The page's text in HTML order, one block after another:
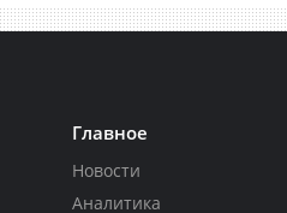
Главное
Новости
Аналитика